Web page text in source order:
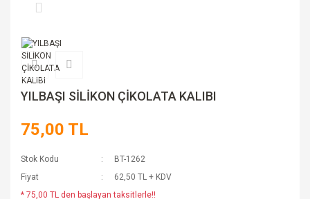
YILBAŞI SİLİKON ÇİKOLATA KALIBI
75,00 TL
Stok Kodu
BT-1262
Fiyat
62,50 TL + KDV
* 75,00 TL den başlayan taksitlerle!!